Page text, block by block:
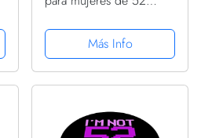
impresionante desde
1971 PopSockets
PopGrip Intercambiable
Más Info